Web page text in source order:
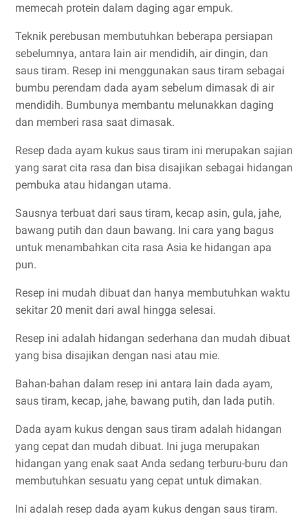
memecah protein dalam daging agar empuk.
Teknik perebusan membutuhkan beberapa persiapan
sebelumnya, antara lain air mendidih, air dingin, dan
saus tiram. Resep ini menggunakan saus tiram sebagai
bumbu perendam dada ayam sebelum dimasak di air
mendidih. Bumbunya membantu melunakkan daging
dan memberi rasa saat dimasak.
Resep dada ayam kukus saus tiram ini merupakan sajian
yang sarat cita rasa dan bisa disajikan sebagai hidangan
pembuka atau hidangan utama.
Sausnya terbuat dari saus tiram, kecap asin, gula, jahe,
bawang putih dan daun bawang. Ini cara yang bagus
untuk menambahkan cita rasa Asia ke hidangan apa
pun.
Resep ini mudah dibuat dan hanya membutuhkan waktu
sekitar 20 menit dari awal hingga selesai.
Resep ini adalah hidangan sederhana dan mudah dibuat
yang bisa disajikan dengan nasi atau mie.
Bahan-bahan dalam resep ini antara lain dada ayam,
saus tiram, kecap, jahe, bawang putih, dan lada putih.
Dada ayam kukus dengan saus tiram adalah hidangan
yang cepat dan mudah dibuat. Ini juga merupakan
hidangan yang enak saat Anda sedang terburu-buru dan
membutuhkan sesuatu yang cepat untuk dimakan.
Ini adalah resep dada ayam kukus dengan saus tiram.